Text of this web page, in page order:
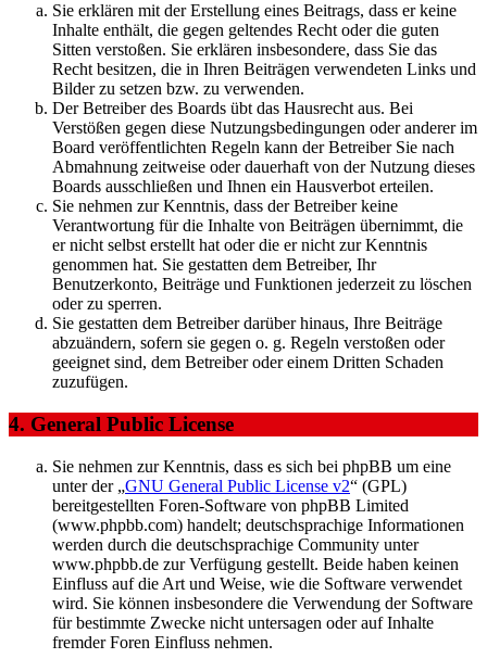
Sie erklären mit der Erstellung eines Beitrags, dass er keine
Inhalte enthält, die gegen geltendes Recht oder die guten
Sitten verstoßen. Sie erklären insbesondere, dass Sie das
Recht besitzen, die in Ihren Beiträgen verwendeten Links und
Bilder zu setzen bzw. zu verwenden.
Der Betreiber des Boards übt das Hausrecht aus. Bei
Verstößen gegen diese Nutzungsbedingungen oder anderer im
Board veröffentlichten Regeln kann der Betreiber Sie nach
Abmahnung zeitweise oder dauerhaft von der Nutzung dieses
Boards ausschließen und Ihnen ein Hausverbot erteilen.
Sie nehmen zur Kenntnis, dass der Betreiber keine
Verantwortung für die Inhalte von Beiträgen übernimmt, die
er nicht selbst erstellt hat oder die er nicht zur Kenntnis
genommen hat. Sie gestatten dem Betreiber, Ihr
Benutzerkonto, Beiträge und Funktionen jederzeit zu löschen
oder zu sperren.
Sie gestatten dem Betreiber darüber hinaus, Ihre Beiträge
abzuändern, sofern sie gegen o. g. Regeln verstoßen oder
geeignet sind, dem Betreiber oder einem Dritten Schaden
zuzufügen.
4. General Public License
Sie nehmen zur Kenntnis, dass es sich bei phpBB um eine
unter der „GNU General Public License v2“ (GPL)
bereitgestellten Foren-Software von phpBB Limited
(www.phpbb.com) handelt; deutschsprachige Informationen
werden durch die deutschsprachige Community unter
www.phpbb.de zur Verfügung gestellt. Beide haben keinen
Einfluss auf die Art und Weise, wie die Software verwendet
wird. Sie können insbesondere die Verwendung der Software
für bestimmte Zwecke nicht untersagen oder auf Inhalte
fremder Foren Einfluss nehmen.